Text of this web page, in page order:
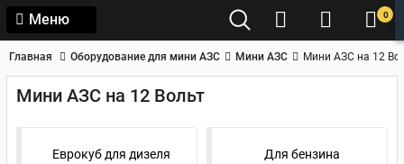
Меню 0
Главная Оборудование для мини АЗС Мини АЗС Мини АЗС на 12
Мини АЗС на 12 Вольт
Еврокуб для дизеля Для бензина